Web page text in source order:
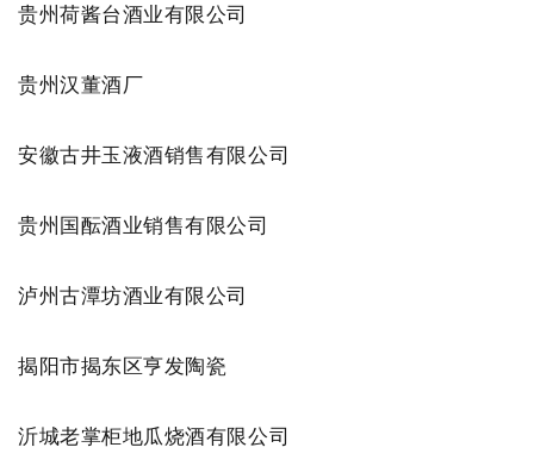
贵州荷酱台酒业有限公司
贵州汉董酒厂
安徽古井玉液酒销售有限公司
贵州国酝酒业销售有限公司
泸州古潭坊酒业有限公司
揭阳市揭东区亨发陶瓷
沂城老掌柜地瓜烧酒有限公司